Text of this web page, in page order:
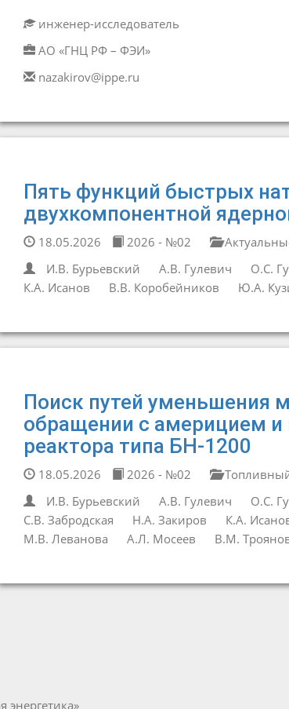
инженер-исследователь
АО «ГНЦ РФ – ФЭИ»
nazakirov@ippe.ru
Пять функций быстрых
двухкомпонентной
18.05.2026 2026 - №02
И.В. Бурьевский
А.В. Гулевич О.С.
К.А. Исанов
В.В. Коробейников Ю.А.
Поиск путей уменьшения
обращении с америцием
реактора типа БН-1200
18.05.2026 2026 - №02
И.В. Бурьевский
А.В. Гулевич О.С.
С.В. Забродская
Н.А. Закиров К.А.
М.В. Леванова
А.Л. Мосеев В.М.
энергетика»